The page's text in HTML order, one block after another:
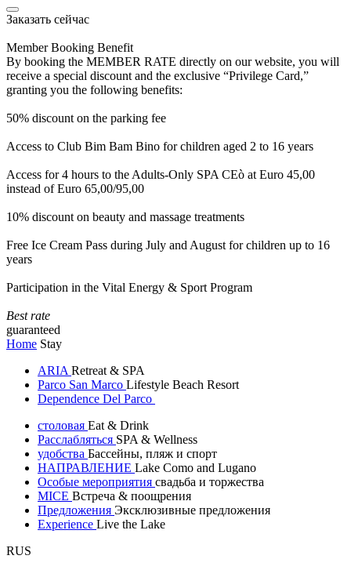
Заказать сейчас
Member Booking Benefit
By booking the MEMBER RATE directly on our website, you will
receive a special discount and the exclusive “Privilege Card,”
granting you the following benefits:
50% discount on the parking fee
Access to Club Bim Bam Bino for children aged 2 to 16 years
Access for 4 hours to the Adults-Only SPA CEò at Euro 45,00
instead of Euro 65,00/95,00
10% discount on beauty and massage treatments
Free Ice Cream Pass during July and August for children up to 16
years
Participation in the Vital Energy & Sport Program
Best rate
guaranteed
Home Stay
ARIA Retreat & SPA
Parco San Marco Lifestyle Beach Resort
Dependence Del Parco
столовая Eat & Drink
Расслабляться SPA & Wellness
удобства Бассейны, пляж и спорт
НАПРАВЛЕНИЕ Lake Como and Lugano
Особые мероприятия свадьба и торжества
MICE Встреча & поощрения
Предложения Эксклюзивные предложения
Experience Live the Lake
RUS